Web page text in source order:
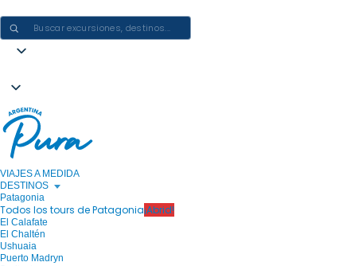
VIAJES A MEDIDA
DESTINOS
Patagonia
Todos los tours de Patagonia¡Abrid!
El Calafate
El Chaltén
Ushuaia
Puerto Madryn